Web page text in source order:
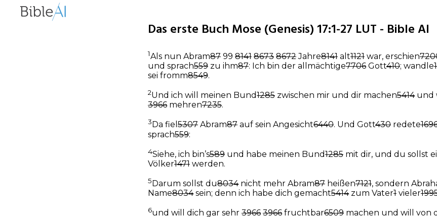
Das erste Buch Mose (Genesis) 17:1-27 LUT - Bible AI
1Als nun Abram87 99 8141 8673 8672Jahre8141 alt1121 war, erschien
und sprach559 zu ihm87: Ich bin der allmächtige7706 Gott410; wandle
sei fromm8549.
2Und ich will meinen Bund1285 zwischen mir und dir machen5414und
3966 mehren7235.
3 Da fiel 5307 Abram87 auf sein Angesicht6440. Und Gott430 redete
sprach559:
4Siehe, ich bin’s589 und habe meinen Bund1285 mit dir, und du sollst
Völker1471 werden.
5 Darum sollst du8034nicht mehr Abram87 heißen7121, sondern
Name8034sein; denn ich habe dich gemacht5414zum Vater1 vieler
6und will dich gar sehr 3966 3966 fruchtbar6509 machen und will von